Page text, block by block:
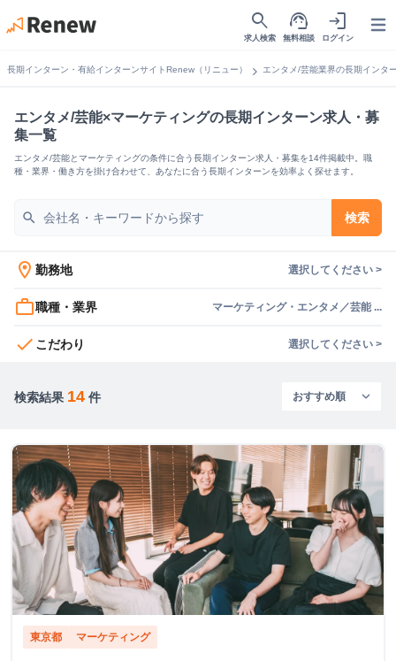
search
求人検索
support_agent
無料相談
login
ログイン
長期インターン・有給インターンサイトRenew（リニュー） chevron_right エンタメ/芸能業界の長期インタ
エンタメ/芸能×マーケティングの長期インターン求人・募
集一覧
エンタメ/芸能とマーケティングの条件に合う長期インターン求人・募集を14件掲載中。職
種・業界・働き方を掛け合わせて、あなたに合う長期インターンを効率よく探せます。
search 検索
location_on 勤務地 選択してください >
work_outline職種・業界 マーケティング・エンタメ／芸能 ...
check こだわり 選択してください >
検索結果 14 件
東京都 マーケティング